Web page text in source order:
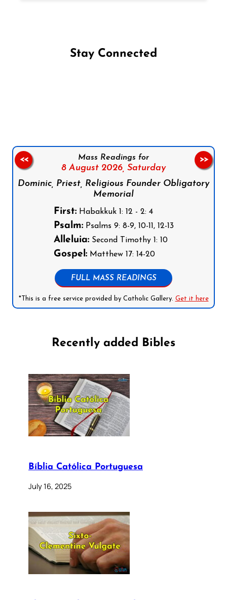
Stay Connected
Mass Readings for
8 August 2026, Saturday
Dominic, Priest, Religious Founder Obligatory
Memorial
First:Habakkuk 1: 12 - 2: 4
Psalm:Psalms 9: 8-9, 10-11, 12-13
Alleluia:Second Timothy 1: 10
Gospel:Matthew 17: 14-20
FULL MASS READINGS
*This is a free service provided by Catholic Gallery. Get it here
<< >>
Recently added Bibles
Bíblia Católica Portuguesa
July 16, 2025